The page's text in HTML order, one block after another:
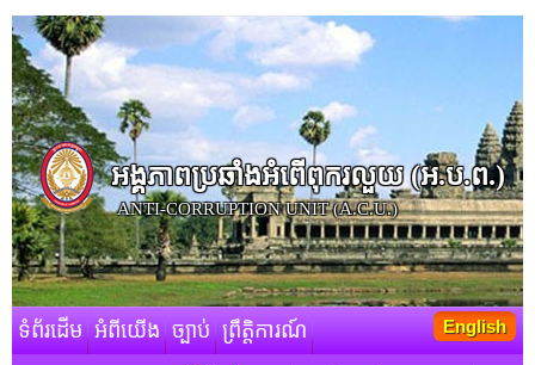
អង្គភាពប្រឆាំងអំពើពុករលួយ​ (អ.ប.ព.)
ANTI-CORRUPTION UNIT (A.C.U.)
ទំព័រដើម អំពីយើង ច្បាប់ ព្រឹត្តិការណ៍
English